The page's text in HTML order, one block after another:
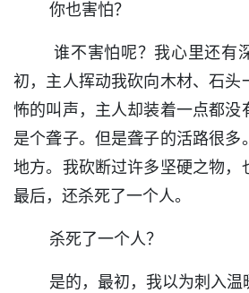
你也害怕？
谁不害怕呢？我心里还有深
初，主人挥动我砍向木材、石头
怖的叫声，主人却装着一点都没
是个聋子。但是聋子的活路很多
地方。我砍断过许多坚硬之物，
最后，还杀死了一个人。
杀死了一个人？
是的，最初，我以为刺入温